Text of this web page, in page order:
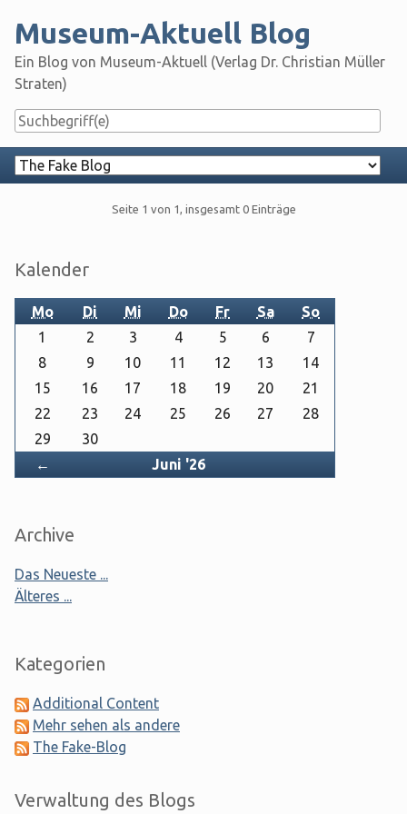
content
Museum-Aktuell Blog
Ein Blog von Museum-Aktuell (Verlag Dr. Christian Müller
Straten)
Navigation
Seite 1 von 1, insgesamt 0 Einträge
Seitenleiste
Kalender
Mo Di Mi Do Fr Sa So
← Juni '26
1 2 3 4 5 6
7
8
9 10 11 12 13
14
15
16 17 18 19 20
21
22
23 24 25 26 27
28
29
30
Archive
Das Neueste ...
Älteres ...
Kategorien
Additional Content
Mehr sehen als andere
The Fake-Blog
Verwaltung des Blogs